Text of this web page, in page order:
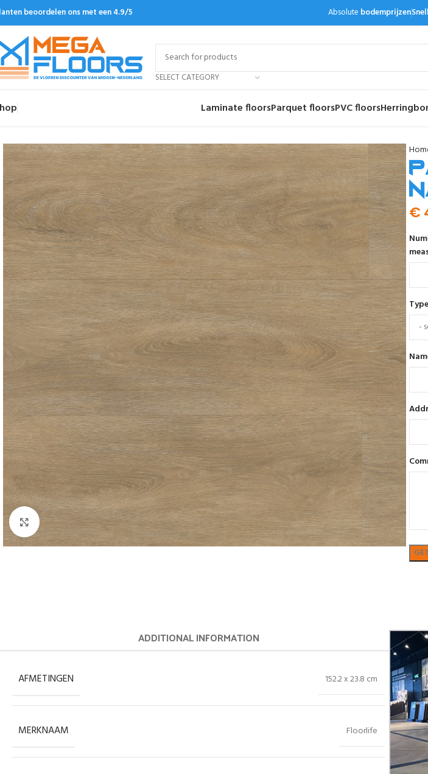
beoordelen ons met een 4.9/5 Absolute bodemprijzen
SELECT CATEGORY
Laminate floorsParquet floorsPVC floors
€
Click to enlarge
ADDITIONAL INFORMATION
AFMETINGEN 152.2 x 23.8 cm
MERKNAAM Floorlife